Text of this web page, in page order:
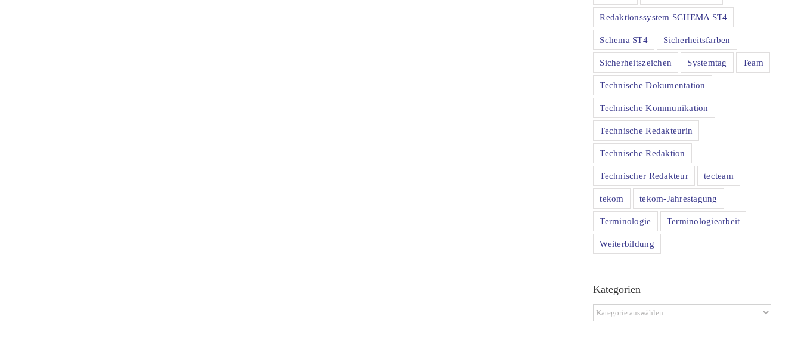
Redaktionssystem SCHEMA ST4
Schema ST4 Sicherheitsfarben
Sicherheitszeichen Systemtag Team
Technische Dokumentation
Technische Kommunikation
Technische Redakteurin
Technische Redaktion
Technischer Redakteur tecteam
tekom tekom-Jahrestagung
Terminologie Terminologiearbeit
Weiterbildung
Kategorien
Kategorien